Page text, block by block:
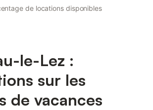
de locations disponibles
le-Lez :
sur les
de vacances